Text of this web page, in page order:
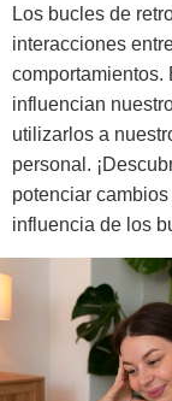
Los bucles de
interacciones
comportamientos.
influencian
utilizarlos a
personal.
potenciar
influencia de los